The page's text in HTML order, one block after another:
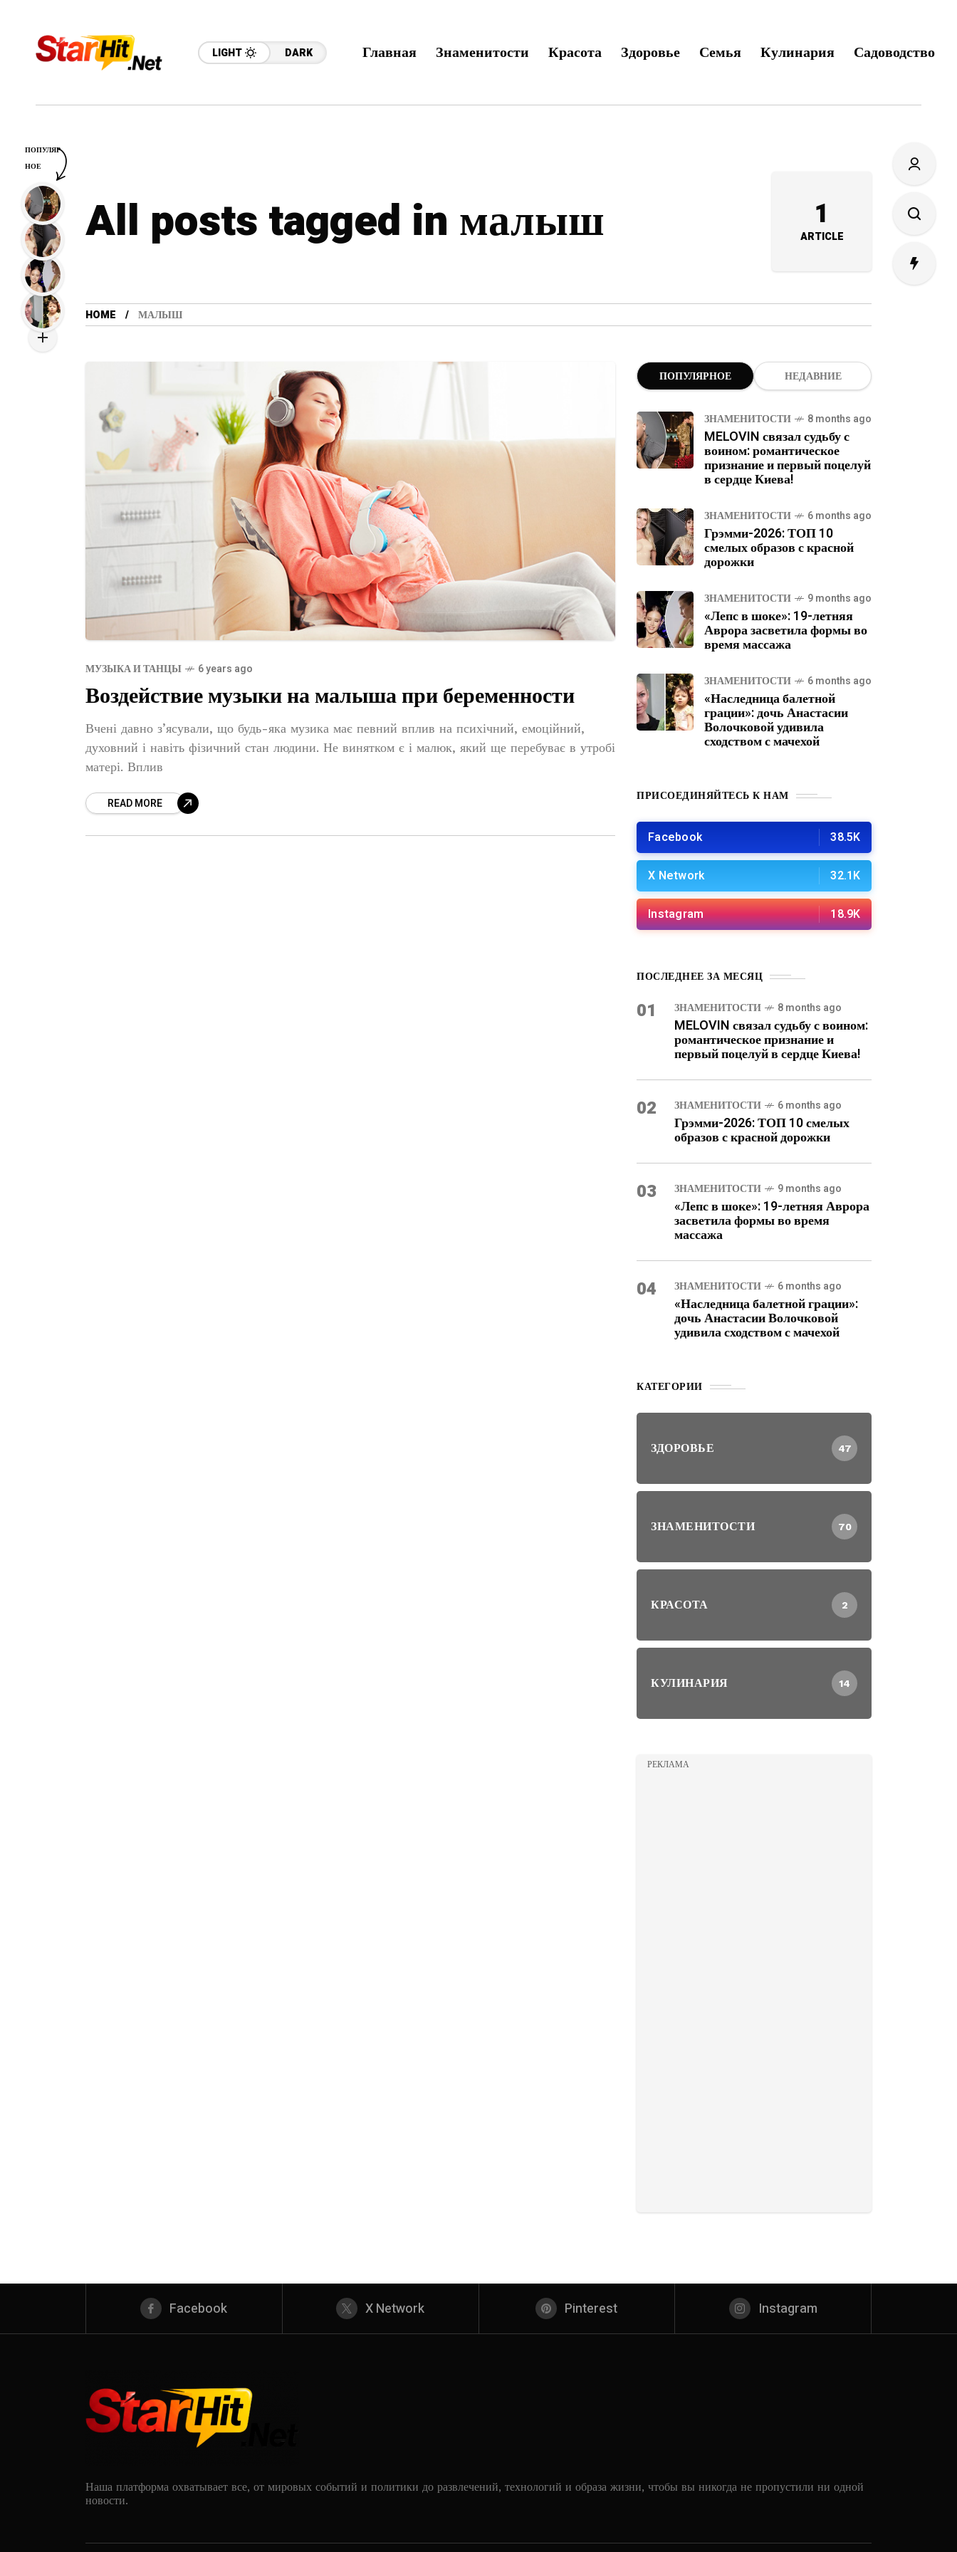
LIGHT DARK Главная Знаменитости Красота Здоровье Семья Кулинария Садоводство
All posts tagged in малыш 1
ARTICLE
HOME МАЛЫШ
МУЗЫКА И ТАНЦЫ 6 years ago
Воздействие музыки на малыша при беременности
Вчені давно з’ясували, що будь-яка музика має певний вплив на психічний, емоційний,
духовний і навіть фізичний стан людини. Не винятком є ​​і малюк, який ще перебуває в утробі
матері. Вплив
READ MORE
ПОПУЛЯРНОЕ НЕДАВНИЕ
ЗНАМЕНИТОСТИ 8 months ago
MELOVIN связал судьбу с
воином: романтическое
признание и первый поцелуй
в сердце Киева!
ЗНАМЕНИТОСТИ 6 months ago
Грэмми-2026: ТОП 10
смелых образов с красной
дорожки
ЗНАМЕНИТОСТИ 9 months ago
«Лепс в шоке»: 19-летняя
Аврора засветила формы во
время массажа
ЗНАМЕНИТОСТИ 6 months ago
«Наследница балетной
грации»: дочь Анастасии
Волочковой удивила
сходством с мачехой
ПРИСОЕДИНЯЙТЕСЬ К НАМ
Facebook 38.5K
X Network 32.1K
Instagram 18.9K
ПОСЛЕДНЕЕ ЗА МЕСЯЦ
01 ЗНАМЕНИТОСТИ 8 months ago
MELOVIN связал судьбу с воином:
романтическое признание и
первый поцелуй в сердце Киева!
02 ЗНАМЕНИТОСТИ 6 months ago
Грэмми-2026: ТОП 10 смелых
образов с красной дорожки
03 ЗНАМЕНИТОСТИ 9 months ago
«Лепс в шоке»: 19-летняя Аврора
засветила формы во время
массажа
04 ЗНАМЕНИТОСТИ 6 months ago
«Наследница балетной грации»:
дочь Анастасии Волочковой
удивила сходством с мачехой
КАТЕГОРИИ
ЗДОРОВЬЕ 47
ЗНАМЕНИТОСТИ 70
КРАСОТА 2
КУЛИНАРИЯ 14
РЕКЛАМА
Facebook X Network Pinterest Instagram
Наша платформа охватывает все, от мировых событий и политики до развлечений, технологий и образа жизни, чтобы вы никогда не пропустили ни одной
новости.
ПОПУЛЯР
НОЕ